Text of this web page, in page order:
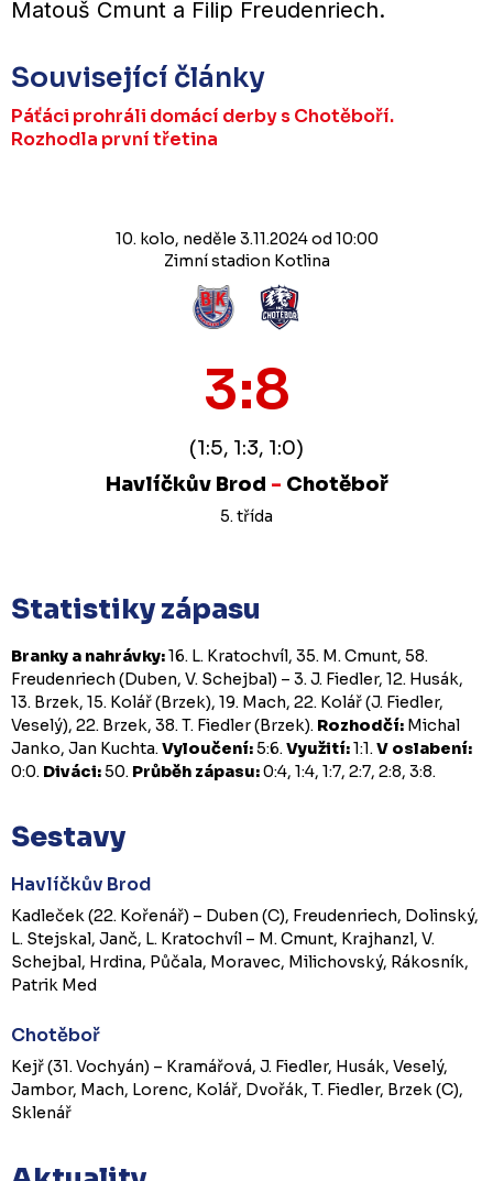
Matouš Cmunt a Filip Freudenriech.
Související články
Páťáci prohráli domácí derby s Chotěboří.
Rozhodla první třetina
10. kolo, neděle 3.11.2024 od 10:00
Zimní stadion Kotlina
3:8
(1:5, 1:3, 1:0)
Havlíčkův Brod - Chotěboř
5. třída
Statistiky zápasu
Branky a nahrávky:16. L. Kratochvíl, 35. M. Cmunt, 58.
Freudenriech (Duben, V. Schejbal) – 3. J. Fiedler, 12. Husák,
13. Brzek, 15. Kolář (Brzek), 19. Mach, 22. Kolář (J. Fiedler,
Veselý), 22. Brzek, 38. T. Fiedler (Brzek). Rozhodčí: Michal
Janko, Jan Kuchta.Vyloučení:5:6.Využití:1:1.V oslabení:
0:0. Diváci:50. Průběh zápasu:0:4, 1:4, 1:7, 2:7, 2:8, 3:8.
Sestavy
Havlíčkův Brod
Kadleček (22. Kořenář) – Duben (C), Freudenriech, Dolinský,
L. Stejskal, Janč, L. Kratochvíl – M. Cmunt, Krajhanzl, V.
Schejbal, Hrdina, Půčala, Moravec, Milichovský, Rákosník,
Patrik Med
Chotěboř
Kejř (31. Vochyán) – Kramářová, J. Fiedler, Husák, Veselý,
Jambor, Mach, Lorenc, Kolář, Dvořák, T. Fiedler, Brzek (C),
Sklenář